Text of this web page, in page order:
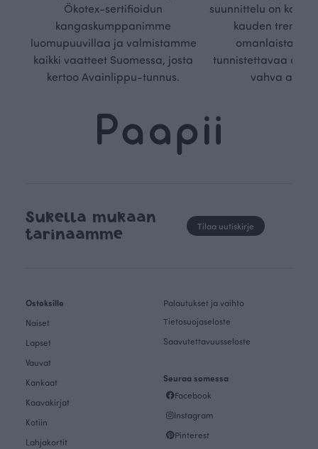
Ökotex-sertifioidun
kangaskumppanimme
luomupuuvillaa ja valmistamme
kaikki vaatteet Suomessa, josta
kertoo Avainlippu-tunnus.
suunnittelu on
kauden
omanlaista,
tunnistettavaa
vahva
Sukella mukaan
tarinaamme
Tilaa uutiskirje
Ostoksille
Naiset
Lapset
Vauvat
Kankaat
Kaavakirjat
Kotiin
Lahjakortit
Palautukset ja vaihto
Tietosuojaseloste
Saavutettavuusseloste
Seuraa somessa
Facebook
Instagram
Pinterest